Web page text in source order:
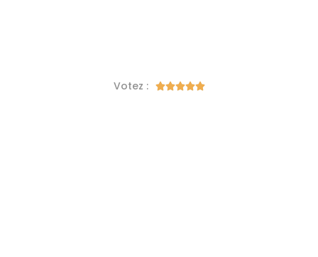
Votez : 